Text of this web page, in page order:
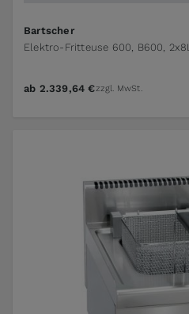
Bartscher
Elektro-Fritteuse 600, B600, 2x8L
ab 2.339,64 €zzgl. MwSt.